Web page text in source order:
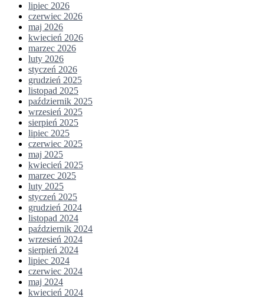
lipiec 2026
czerwiec 2026
maj 2026
kwiecień 2026
marzec 2026
luty 2026
styczeń 2026
grudzień 2025
listopad 2025
październik 2025
wrzesień 2025
sierpień 2025
lipiec 2025
czerwiec 2025
maj 2025
kwiecień 2025
marzec 2025
luty 2025
styczeń 2025
grudzień 2024
listopad 2024
październik 2024
wrzesień 2024
sierpień 2024
lipiec 2024
czerwiec 2024
maj 2024
kwiecień 2024